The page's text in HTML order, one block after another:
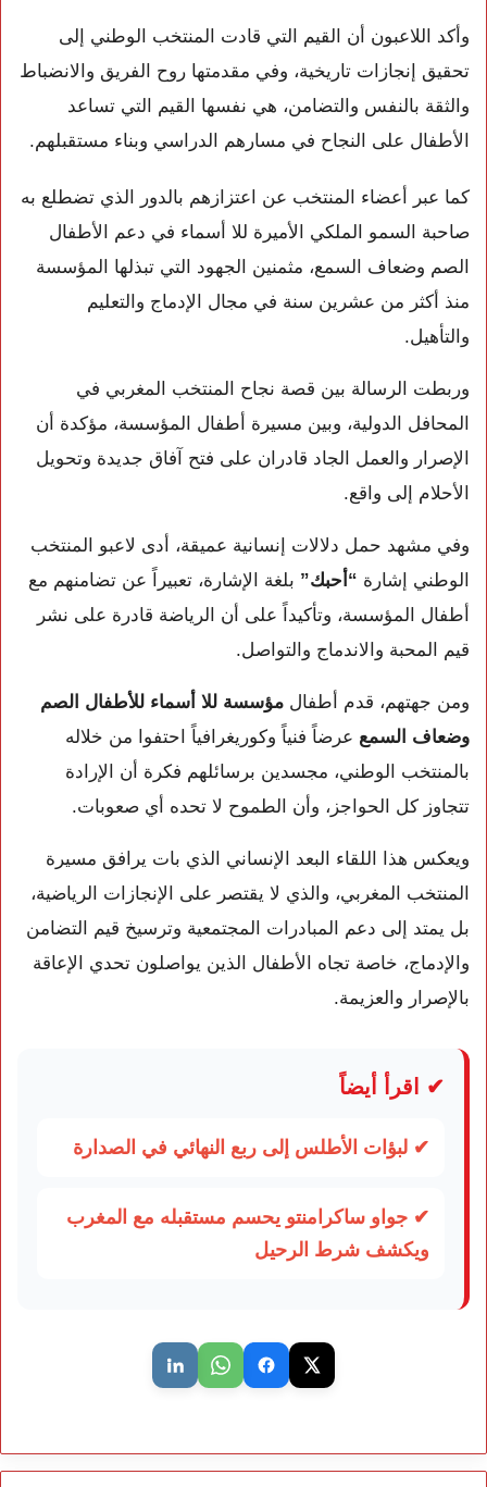
وأكد اللاعبون أن القيم التي قادت المنتخب الوطني إلى
تحقيق إنجازات تاريخية، وفي مقدمتها روح الفريق والانضباط
والثقة بالنفس والتضامن، هي نفسها القيم التي تساعد
الأطفال على النجاح في مسارهم الدراسي وبناء مستقبلهم.
كما عبر أعضاء المنتخب عن اعتزازهم بالدور الذي تضطلع به
صاحبة السمو الملكي الأميرة للا أسماء في دعم الأطفال
الصم وضعاف السمع، مثمنين الجهود التي تبذلها المؤسسة
منذ أكثر من عشرين سنة في مجال الإدماج والتعليم
والتأهيل.
وربطت الرسالة بين قصة نجاح المنتخب المغربي في
المحافل الدولية، وبين مسيرة أطفال المؤسسة، مؤكدة أن
الإصرار والعمل الجاد قادران على فتح آفاق جديدة وتحويل
الأحلام إلى واقع.
وفي مشهد حمل دلالات إنسانية عميقة، أدى لاعبو المنتخب
الوطني إشارة “أحبك” بلغة الإشارة، تعبيراً عن تضامنهم مع
أطفال المؤسسة، وتأكيداً على أن الرياضة قادرة على نشر
قيم المحبة والاندماج والتواصل.
ومن جهتهم، قدم أطفال مؤسسة للا أسماء للأطفال الصم
وضعاف السمع عرضاً فنياً وكوريغرافياً احتفوا من خلاله
بالمنتخب الوطني، مجسدين برسائلهم فكرة أن الإرادة
تتجاوز كل الحواجز، وأن الطموح لا تحده أي صعوبات.
ويعكس هذا اللقاء البعد الإنساني الذي بات يرافق مسيرة
المنتخب المغربي، والذي لا يقتصر على الإنجازات الرياضية،
بل يمتد إلى دعم المبادرات المجتمعية وترسيخ قيم التضامن
والإدماج، خاصة تجاه الأطفال الذين يواصلون تحدي الإعاقة
بالإصرار والعزيمة.
✔ اقرأ أيضاً
✔ لبؤات الأطلس إلى ربع النهائي في الصدارة
✔ جواو ساكرامنتو يحسم مستقبله مع المغرب
ويكشف شرط الرحيل